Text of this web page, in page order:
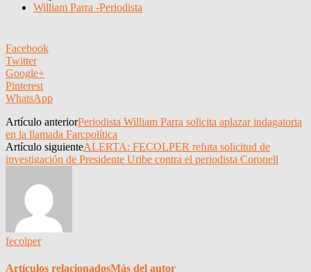
William Parra -Periodista
Facebook
Twitter
Google+
Pinterest
WhatsApp
Artículo anteriorPeriodista William Parra solicita aplazar indagatoria
en la llamada Farcpolítica
Artículo siguienteALERTA: FECOLPER refuta solicitud de
investigación de Presidente Uribe contra el periodista Coronell
fecolper
Artículos relacionadosMás del autor